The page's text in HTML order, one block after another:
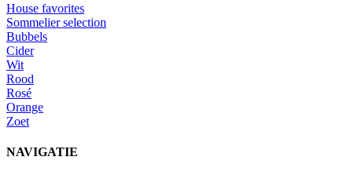
House favorites
Sommelier selection
Bubbels
Cider
Wit
Rood
Rosé
Orange
Zoet
NAVIGATIE